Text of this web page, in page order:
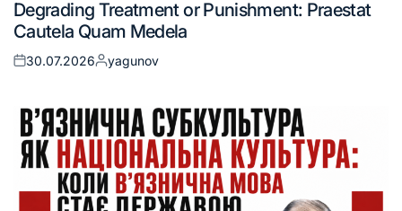
Degrading Treatment or Punishment: Praestat
Cautela Quam Medela
30.07.2026 yagunov